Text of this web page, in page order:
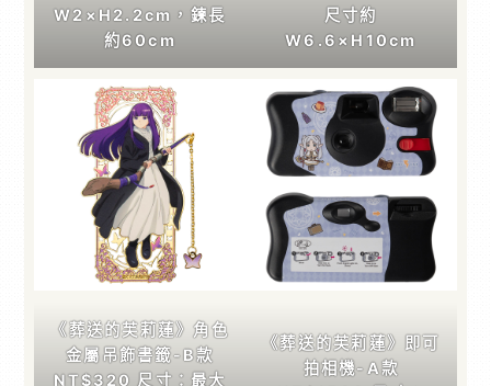
W2×H2.2cm，鍊長
約60cm
尺寸約
W6.6×H10cm
《葬送的芙莉蓮》角色
金屬吊飾書籤-B款
NT$320 尺寸：最大
《葬送的芙莉蓮》即可
拍相機-A款